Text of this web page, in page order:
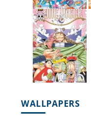
WALLPAPERS